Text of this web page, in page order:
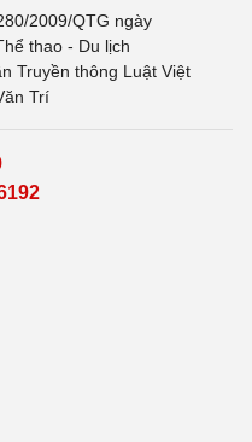
2009/QTG ngày
thao - Du lịch
Truyền thông Luật Việt
Trí